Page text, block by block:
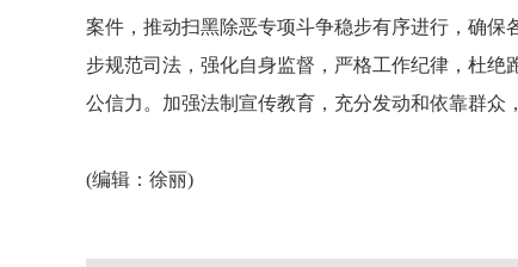
案件，推动扫黑除恶专项斗争稳步有序进行，确
步规范司法，强化自身监督，严格工作纪律，杜
公信力。加强法制宣传教育，充分发动和依靠群众
(编辑：徐丽)